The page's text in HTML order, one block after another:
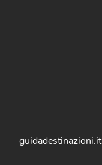
guidadestinazioni.it